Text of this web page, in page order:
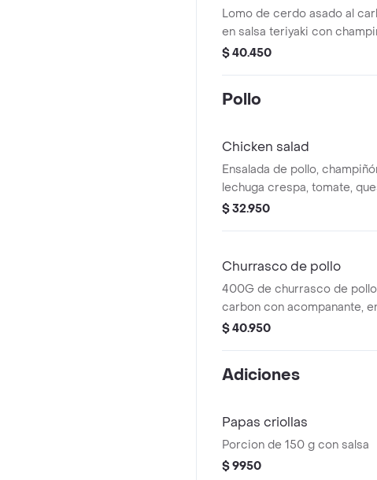
Lomo de cerdo asado al
en salsa teriyaki con
acompanante y ensalada
$ 40.450
Pollo
Chicken salad
Ensalada de pollo,
lechuga crespa, tomate,
parmesano y salsa césar.
$ 32.950
Churrasco de pollo
400G de churrasco de
carbon con acompanante,
arepa.
$ 40.950
Adiciones
Papas criollas
Porcion de 150 g con salsa
$ 9950